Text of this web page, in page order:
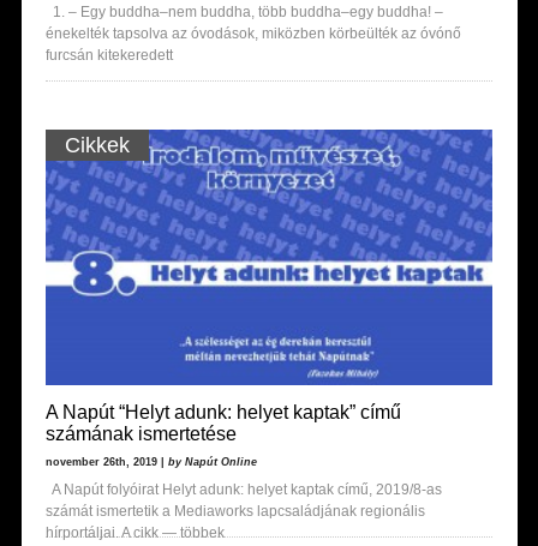
1. – Egy buddha–nem buddha, több buddha–egy buddha! –
énekelték tapsolva az óvodások, miközben körbeülték az óvónő
furcsán kitekeredett
Cikkek
A Napút “Helyt adunk: helyet kaptak” című
számának ismertetése
november 26th, 2019 | by Napút Online
A Napút folyóirat Helyt adunk: helyet kaptak című, 2019/8-as
számát ismertetik a Mediaworks lapcsaládjának regionális
hírportáljai. A cikk — többek